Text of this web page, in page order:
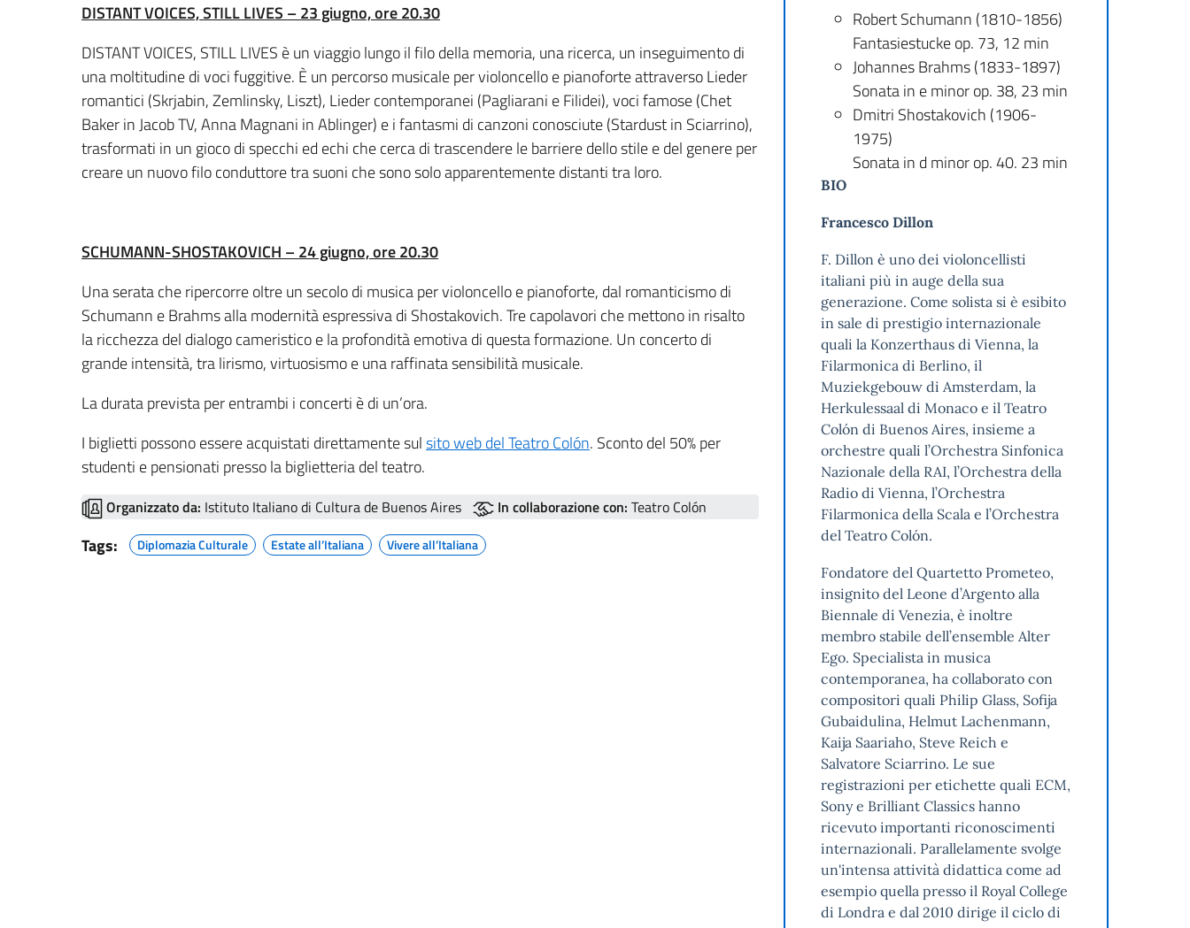
DISTANT VOICES, STILL LIVES – 23 giugno, ore 20.30
DISTANT VOICES, STILL LIVES è un viaggio lungo il filo della memoria, una ricerca, un inseguimento di
una moltitudine di voci fuggitive. È un percorso musicale per violoncello e pianoforte attraverso Lieder
romantici (Skrjabin, Zemlinsky, Liszt), Lieder contemporanei (Pagliarani e Filidei), voci famose (Chet
Baker in Jacob TV, Anna Magnani in Ablinger) e i fantasmi di canzoni conosciute (Stardust in Sciarrino),
trasformati in un gioco di specchi ed echi che cerca di trascendere le barriere dello stile e del genere per
creare un nuovo filo conduttore tra suoni che sono solo apparentemente distanti tra loro.
SCHUMANN-SHOSTAKOVICH – 24 giugno, ore 20.30
Una serata che ripercorre oltre un secolo di musica per violoncello e pianoforte, dal romanticismo di
Schumann e Brahms alla modernità espressiva di Shostakovich. Tre capolavori che mettono in risalto
la ricchezza del dialogo cameristico e la profondità emotiva di questa formazione. Un concerto di
grande intensità, tra lirismo, virtuosismo e una raffinata sensibilità musicale.
La durata prevista per entrambi i concerti è di un’ora.
I biglietti possono essere acquistati direttamente sulsito web del Teatro Colón. Sconto del 50% per
studenti e pensionati presso la biglietteria del teatro.
Organizzato da: Istituto Italiano di Cultura de Buenos Aires In collaborazione con: Teatro Colón
Tags: Diplomazia Culturale Estate all’Italiana Vivere all’Italiana
Robert Schumann (1810-1856)
Fantasiestucke op. 73, 12 min
Johannes Brahms (1833-1897)
Sonata in e minor op. 38, 23 min
Dmitri Shostakovich (1906-
1975)
Sonata in d minor op. 40. 23 min
BIO
Francesco Dillon
F. Dillon è uno dei violoncellisti
italiani più in auge della sua
generazione. Come solista si è esibito
in sale di prestigio internazionale
quali la Konzerthaus di Vienna, la
Filarmonica di Berlino, il
Muziekgebouw di Amsterdam, la
Herkulessaal di Monaco e il Teatro
Colón di Buenos Aires, insieme a
orchestre quali l’Orchestra Sinfonica
Nazionale della RAI, l’Orchestra della
Radio di Vienna, l’Orchestra
Filarmonica della Scala e l’Orchestra
del Teatro Colón.
Fondatore del Quartetto Prometeo,
insignito del Leone d’Argento alla
Biennale di Venezia, è inoltre
membro stabile dell’ensemble Alter
Ego. Specialista in musica
contemporanea, ha collaborato con
compositori quali Philip Glass, Sofija
Gubaidulina, Helmut Lachenmann,
Kaija Saariaho, Steve Reich e
Salvatore Sciarrino. Le sue
registrazioni per etichette quali ECM,
Sony e Brilliant Classics hanno
ricevuto importanti riconoscimenti
internazionali. Parallelamente svolge
un'intensa attività didattica come ad
esempio quella presso il Royal College
di Londra e dal 2010 dirige il ciclo di